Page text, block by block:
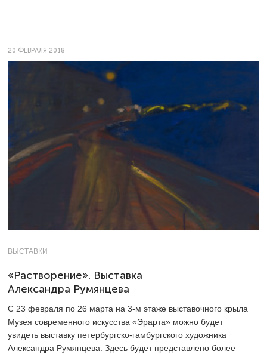
20 ФЕВРАЛЯ 2018
ВЫСТАВКИ
«Растворение». Выставка
Александра Румянцева
С 23 февраля по 26 марта на 3-м этаже выставочного крыла
Музея современного искусства «Эрарта» можно будет
увидеть выставку петербургско-гамбургского художника
Александра Румянцева. Здесь будет представлено более